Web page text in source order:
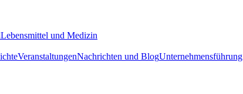
Lebensmittel und Medizin
VeranstaltungenNachrichten und BlogUnternehmensführung